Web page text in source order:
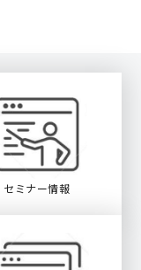
セミナー情報